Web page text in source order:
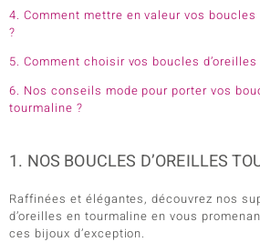
4. Comment mettre en valeur vos boucles
?
5. Comment choisir vos boucles
6. Nos conseils mode pour porter vos
tourmaline ?
1. NOS BOUCLES D’OREILLES
Raffinées et élégantes, découvrez nos
d’oreilles en tourmaline en vous
ces bijoux d’exception.